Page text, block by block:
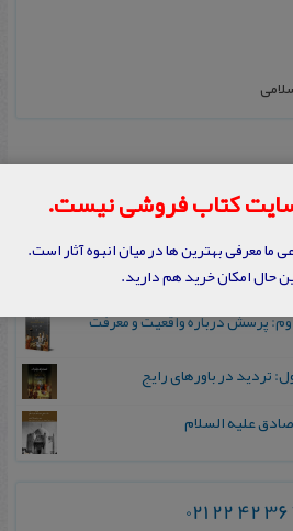
ورزی علمی
پرسش درباره واقعیت و معرفت
تردید در باورهای رایج
علیه السلام
021 22 42
کتاب فروشی نیست.
ما معرفی بهترین ها در میان انبوه آثار است.
حال امکان خرید هم دارید.